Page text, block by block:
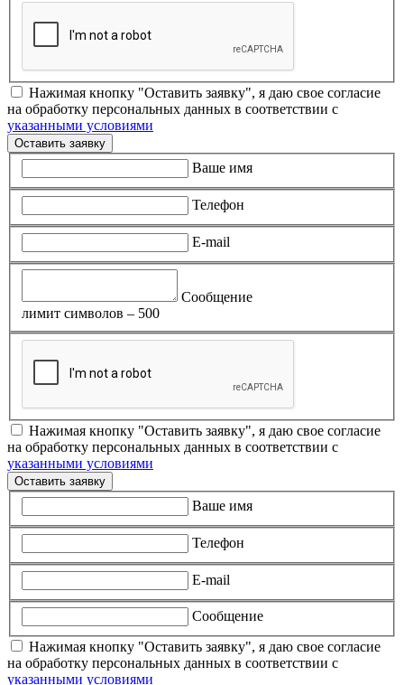
Нажимая кнопку "Оставить заявку", я даю свое согласие
на обработку персональных данных в соответствии с
указанными условиями
Оставить заявку
Ваше имя
Телефон
E-mail
Сообщение
лимит символов – 500
Нажимая кнопку "Оставить заявку", я даю свое согласие
на обработку персональных данных в соответствии с
указанными условиями
Оставить заявку
Ваше имя
Телефон
E-mail
Сообщение
Нажимая кнопку "Оставить заявку", я даю свое согласие
на обработку персональных данных в соответствии с
указанными условиями